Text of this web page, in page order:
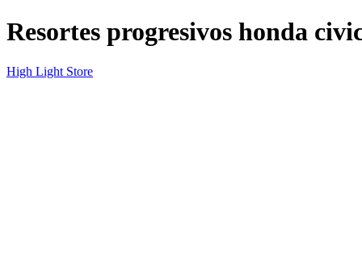
Resortes progresivos honda
High Light Store